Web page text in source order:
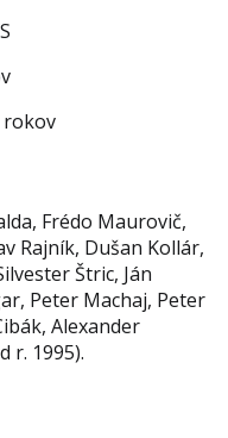
rokov
Frédo Maurovič,
Rajník, Dušan Kollár,
Štric, Ján
Peter Machaj, Peter
Alexander
r. 1995).